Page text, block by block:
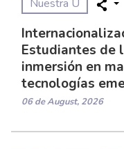
Nuestra U
Estudiantes de
inmersión en
tecnologías
06 de August, 2026